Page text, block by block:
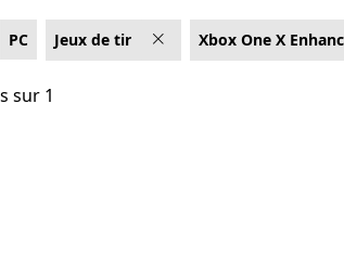
PC Jeux de tir Xbox One X
sur 1
sur 1